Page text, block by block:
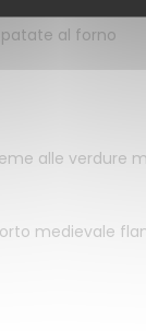
al forno
alle verdure
medievale